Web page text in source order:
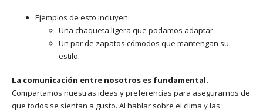
Ejemplos de esto incluyen:
Una chaqueta ligera que podamos adaptar.
Un par de zapatos cómodos que mantengan su
estilo.
La comunicación entre nosotros es fundamental.
Compartamos nuestras ideas y preferencias para asegurarnos de
que todos se sientan a gusto. Al hablar sobre el clima y las